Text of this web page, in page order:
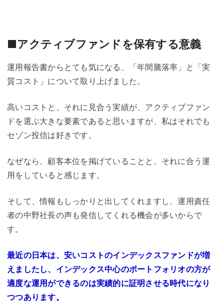
■アクティブファンドを保有する意義
運用報告書からとても気になる、「年間騰落率」と「実
質コスト」について取り上げました。
高いコストと、それに見合う実績が、アクティブファン
ドを選ぶ大きな要素であると思いますが、私はそれでも
セゾン投信は好きです。
なぜなら、顧客本位を掲げていることと、それに合う運
用をしていると感じます。
そして、情報もしっかりと出してくれますし、運用責任
者の中野社長の声も発信してくれる機会が多いからで
す。
最近の日本は、安いコストのインデックスファンドが増
えましたし、インデックス中心のポートフォリオの方が
適度な運用ができるのは実績的に証明させる時代になり
つつあります。